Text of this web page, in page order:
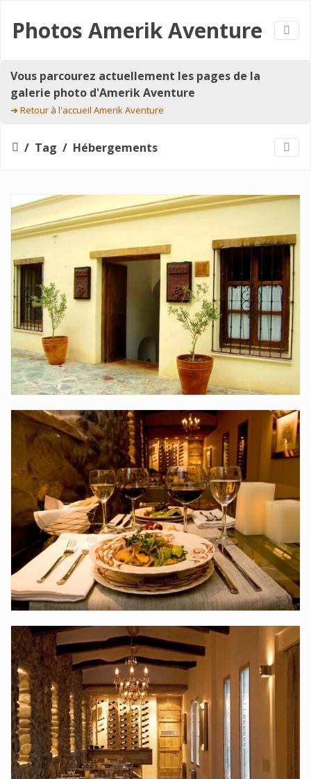
Photos Amerik Aventure
Vous parcourez actuellement les pages de la
galerie photo d'Amerik Aventure
➔ Retour à l'accueil Amerik Aventure
Tag Hébergements